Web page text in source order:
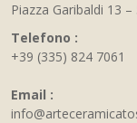
Piazza Garibaldi 13
Telefono :
+39 (335) 824 7061
Email :